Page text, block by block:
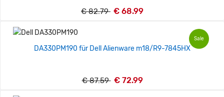
€ 82.79 € 68.99
Sale
DA330PM190 für Dell Alienware m18/R9-7845HX
€ 87.59 € 72.99